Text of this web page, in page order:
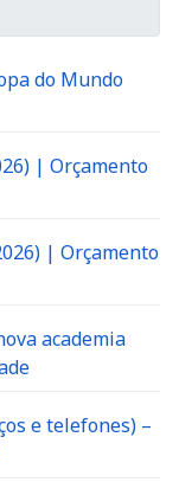
do Mundo
| Orçamento
| Orçamento
academia
e telefones) –